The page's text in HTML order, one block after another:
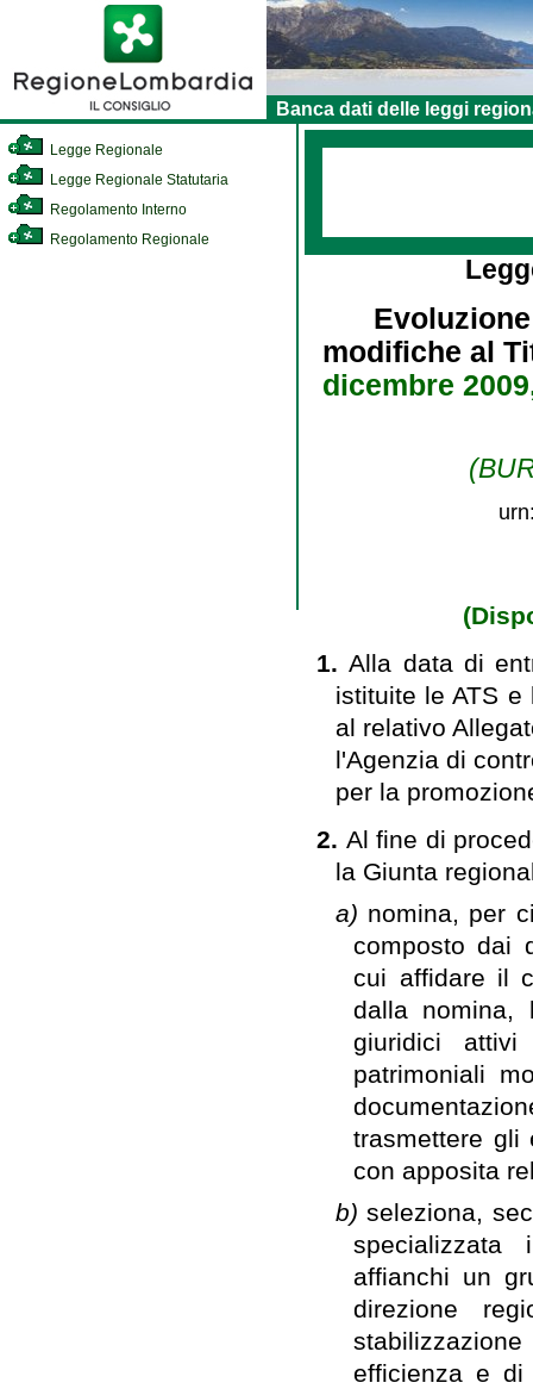
Banca dati delle leggi
Legge Regionale
Legge Regionale Statutaria
Regolamento Interno
Regolamento Regionale
modifiche al
dicembre
1.Alla data di
istituite le ATS
al relativo
l'Agenzia di
per la
2. Al fine di
la Giunta
a) nomina, per
composto dai
cui affidare il
dalla nomina,
giuridici
patrimoniali
trasmettere gli
con apposita
b)seleziona,
specializzata
affianchi un
direzione
efficienza e di